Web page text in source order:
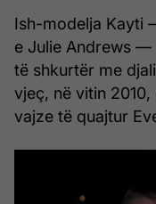
Ish-modelja Kayti
e Julie Andrews —
të shkurtër me
vjeç, në vitin
vajze të quajtur